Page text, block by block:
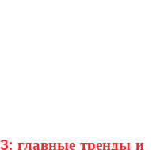
главные тренды и